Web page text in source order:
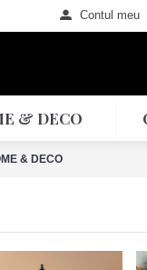
Contul meu
& DECO
& DECO